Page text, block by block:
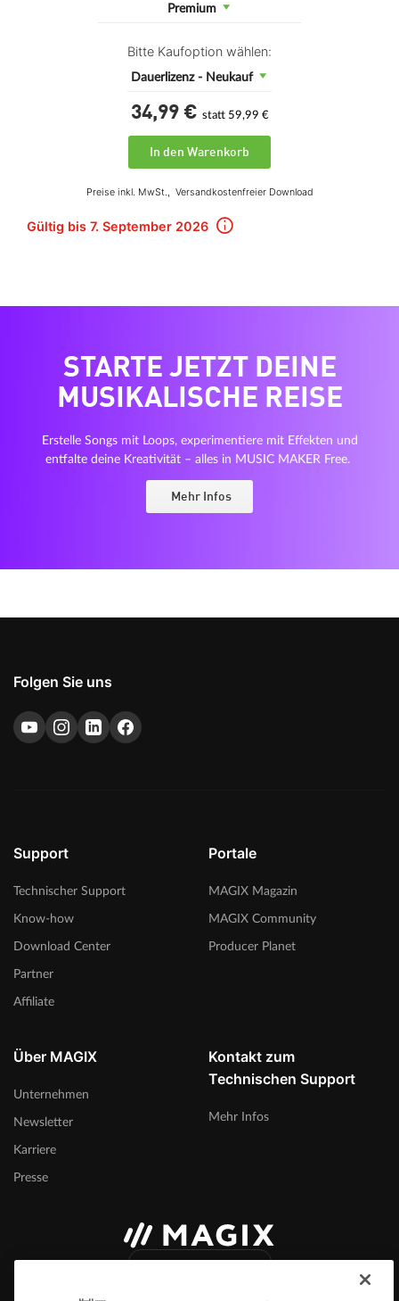
Premium
Bitte Kaufoption wählen:
Dauerlizenz - Neukauf
34,99€ statt 59,99 €
In den Warenkorb
Preise inkl. MwSt., Versandkostenfreier Download
Gültig bis 7. September 2026
STARTE JETZT DEINE
MUSIKALISCHE REISE
Erstelle Songs mit Loops, experimentiere mit Effekten und
entfalte deine Kreativität – alles in MUSIC MAKER Free.
Mehr Infos
Folgen Sie uns
Support
Technischer Support
Know-how
Download Center
Partner
Affiliate
Portale
MAGIX Magazin
MAGIX Community
Producer Planet
Über MAGIX
Unternehmen
Newsletter
Karriere
Presse
Kontakt zum
Technischen Support
Mehr Infos